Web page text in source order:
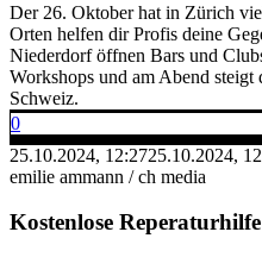
Der 26. Oktober hat in Zürich
Orten helfen dir Profis deine
Niederdorf öffnen Bars und
Workshops und am Abend
Schweiz.
0
25.10.2024, 12:2725.10.2024,
emilie ammann / ch media
Kostenlose